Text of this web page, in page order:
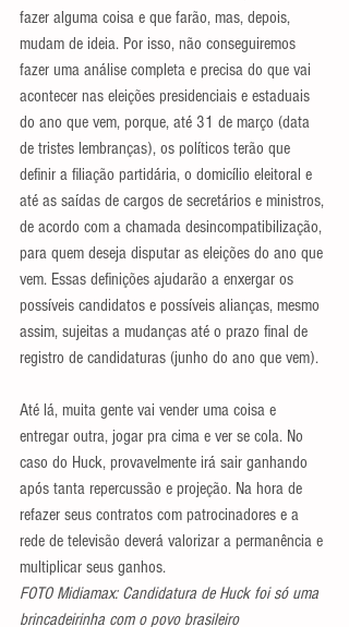
fazer alguma coisa e que farão, mas, depois,
mudam de ideia. Por isso, não conseguiremos
fazer uma análise completa e precisa do que vai
acontecer nas eleições presidenciais e estaduais
do ano que vem, porque, até 31 de março (data
de tristes lembranças), os políticos terão que
definir a filiação partidária, o domicílio eleitoral e
até as saídas de cargos de secretários e ministros,
de acordo com a chamada desincompatibilização,
para quem deseja disputar as eleições do ano que
vem. Essas definições ajudarão a enxergar os
possíveis candidatos e possíveis alianças, mesmo
assim, sujeitas a mudanças até o prazo final de
registro de candidaturas (junho do ano que vem).
Até lá, muita gente vai vender uma coisa e
entregar outra, jogar pra cima e ver se cola. No
caso do Huck, provavelmente irá sair ganhando
após tanta repercussão e projeção. Na hora de
refazer seus contratos com patrocinadores e a
rede de televisão deverá valorizar a permanência e
multiplicar seus ganhos.
FOTO Midiamax: Candidatura de Huck foi só uma
brincadeirinha com o povo brasileiro